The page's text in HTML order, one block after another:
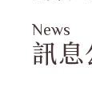
訊
News